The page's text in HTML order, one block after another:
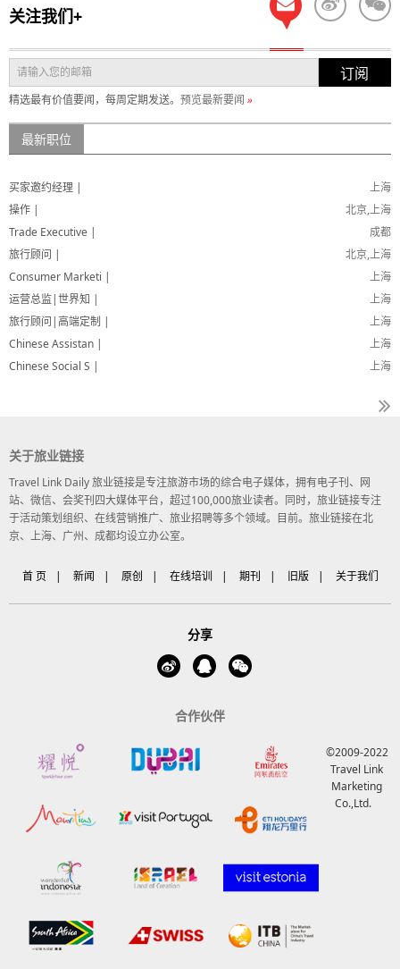
关注我们+
订阅
精选最有价值要闻，每周定期发送。 预览最新要闻 »
最新职位
上海
买家邀约经理 |
北京,上海
操作 |
成都
Trade Executive |
北京,上海
旅行顾问 |
上海
Consumer Marketi |
上海
运营总监|世界知 |
上海
旅行顾问|高端定制 |
上海
Chinese Assistan |
上海
Chinese Social S |
关于旅业链接
Travel Link Daily 旅业链接是专注旅游市场的综合电子媒体，拥有电子刊、网
站、微信、会奖刊四大媒体平台，超过100,000旅业读者。同时，旅业链接专注
于活动策划组织、在线营销推广、旅业招聘等多个领域。目前。旅业链接在北
京、上海、广州、成都均设立办公室。
首 页 | 新闻 | 原创 | 在线培训 | 期刊 | 旧版 | 关于我们
分享
合作伙伴
©2009-2022
Travel Link
Marketing
Co.,Ltd.